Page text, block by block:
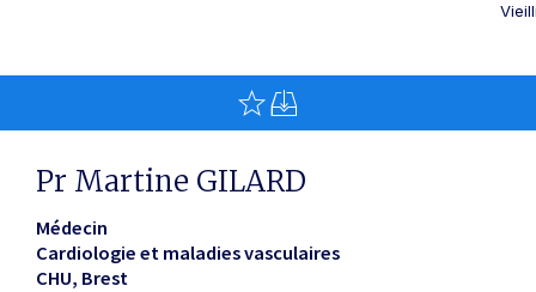
Pr Martine GILARD
Médecin
Cardiologie et maladies vasculaires
CHU Brest